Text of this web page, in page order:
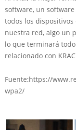
software, un
todos los
nuestra red, algo un
lo que terminará
relacionado con
Fuente:https://
wpa2/